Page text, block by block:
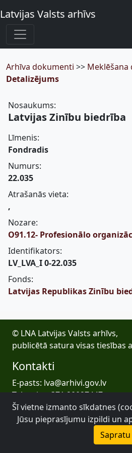
Latvijas Valsts arhīvs
Arhīva dokumenti >> Meklēšana
Detalizējums
Nosaukums:
Latvijas Zinību biedrība
Līmenis:
Fondradis
Numurs:
22.035
Atrašanās vieta:
,
Nozare:
O91.12- Profesionālo
Identifikators:
LV_LVA_I 0-22.035
Fonds:
Latvijas Republikas Zinību
© LNA Latvijas Valsts arhīvs,
publicētā satura visas tiesības
Kontakti
E-pasts: lva@arhivi.gov.lv
Tālrunis: +371 20027447
Bezdelīgu 1A, Rīga
Latvijas Valsts arhīvs
Šī vietne izmanto sīkdatnes
Jūsu pieprasījumu izpildi un
Sapratu